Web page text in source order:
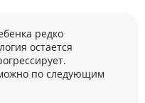
редко
остается
по следующим